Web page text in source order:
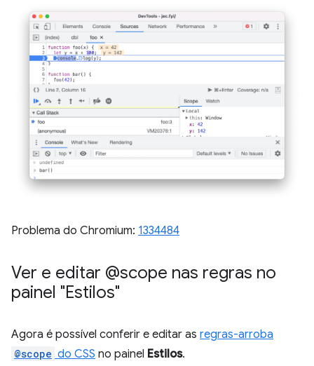
Problema do Chromium: 1334484
Ver e editar @scope nas regras no
painel "Estilos"
Agora é possível conferir e editar as regras-arroba
@scope do CSS no painel Estilos.